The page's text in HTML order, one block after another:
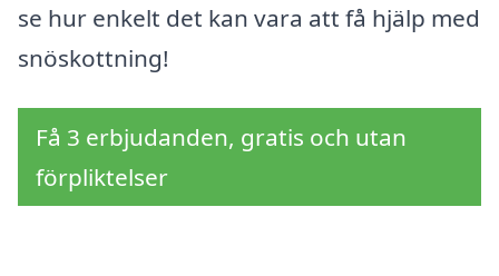
se hur enkelt det kan vara att få hjälp med
snöskottning!
Få 3 erbjudanden, gratis och utan
förpliktelser